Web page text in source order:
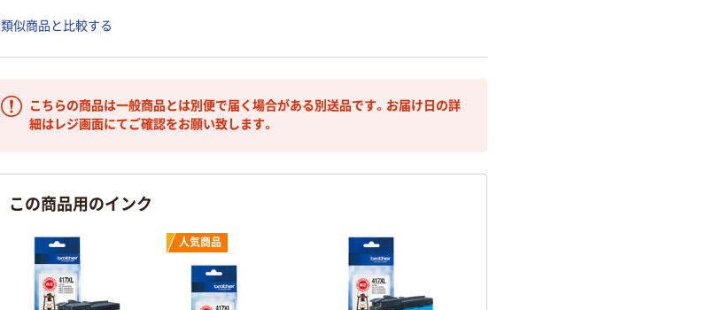
類似商品と比較する
こちらの商品は一般商品とは別便で届く場合がある別送品です。お届け日の詳
細はレジ画面にてご確認をお願い致します。
この商品用のインク
人気商品